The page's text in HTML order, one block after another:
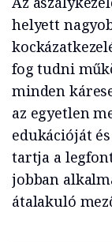
helyett
fog tudni
minden
az egyetlen
edukációját
tartja a
jobban
átalakuló